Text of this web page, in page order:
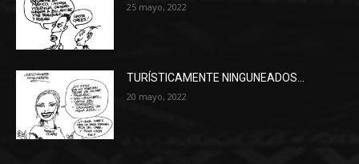
25 mayo, 2022
TURÍSTICAMENTE NINGUNEADOS…
20 mayo, 2022